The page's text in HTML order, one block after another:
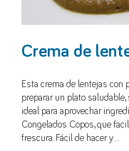
Crema de
Esta crema de lentejas con
preparar un plato
ideal para aprovechar
Congelados Copos, que
frescura. Fácil de hacer y…